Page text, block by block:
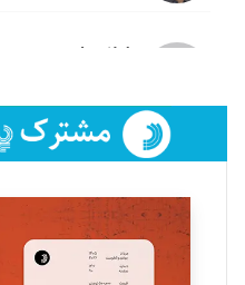
لیلا حنارود
فائزه فتحی رستمی
تحریریه
سروش کرمیان